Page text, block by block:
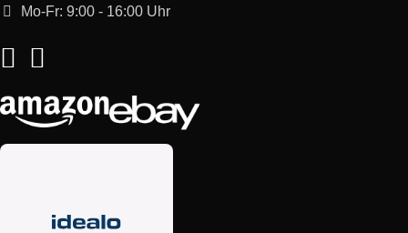
Mo-Fr: 9:00 - 16:00 Uhr